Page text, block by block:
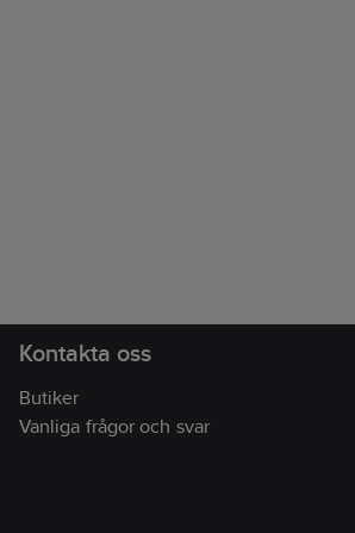
Kontakta oss
Butiker
Vanliga frågor och svar